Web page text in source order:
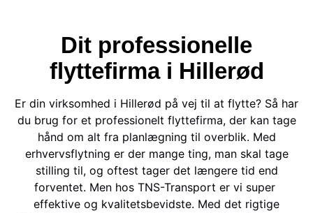
Dit professionelle
flyttefirma i Hillerød
Er din virksomhed i Hillerød på vej til at flytte? Så har
du brug for et professionelt flyttefirma, der kan tage
hånd om alt fra planlægning til overblik. Med
erhvervsflytning er der mange ting, man skal tage
stilling til, og oftest tager det længere tid end
forventet. Men hos TNS-Transport er vi super
effektive og kvalitetsbevidste. Med det rigtige